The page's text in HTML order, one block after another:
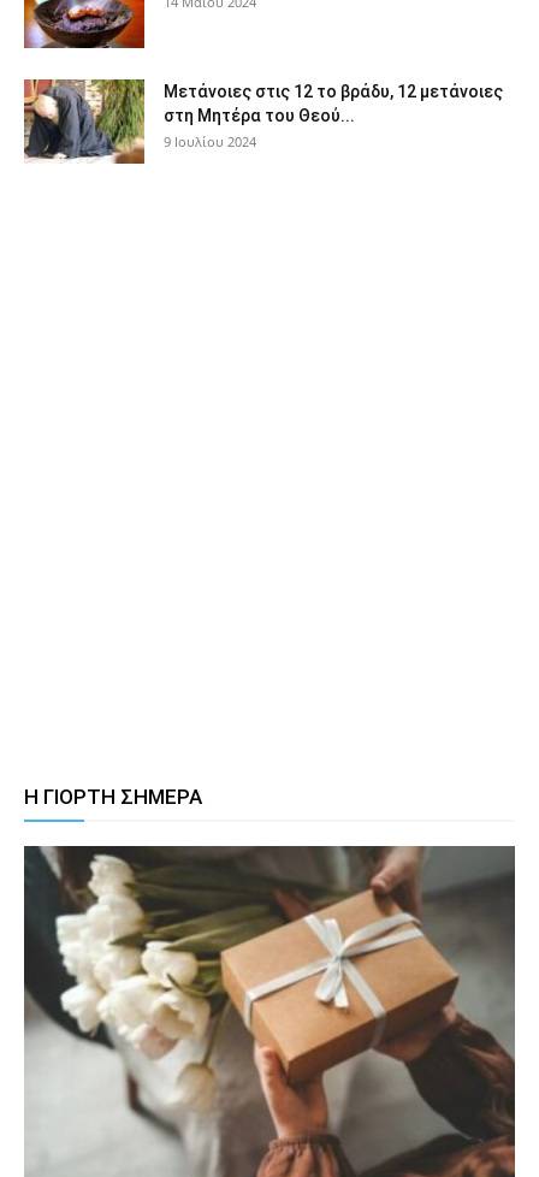
Μετάνοιες στις 12 το βράδυ, 12 μετάνοιες
στη Μητέρα του Θεού...
9 Ιουλίου 2024
Η ΓΙΟΡΤΗ ΣΗΜΕΡΑ